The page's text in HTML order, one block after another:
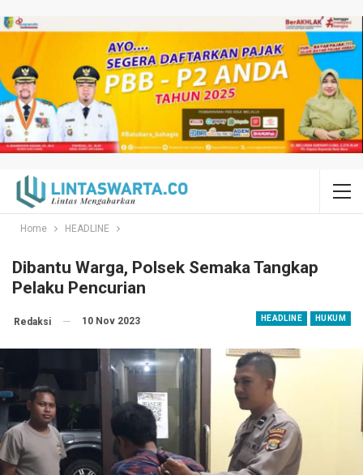
Home HEADLINE
Dibantu Warga, Polsek Semaka Tangkap
Pelaku Pencurian
HEADLINE HUKUM
Redaksi 10 Nov 2023